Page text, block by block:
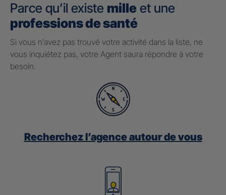
Parce qu’il existe mille et une
professions de santé
Si vous n’avez pas trouvé votre activité dans la liste, ne
vous inquiétez pas, votre Agent saura répondre à votre
besoin.
Recherchezl’agence autour de vous